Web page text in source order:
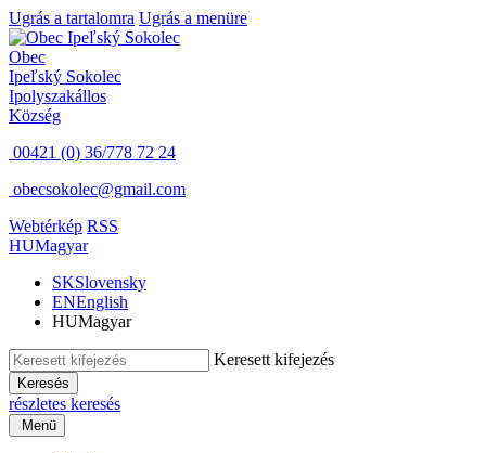
Ugrás a tartalomra Ugrás a menüre
Obec
Ipeľský Sokolec
Ipolyszakállos
Község
00421 (0) 36/778 72 24
obecsokolec@gmail.com
Webtérkép RSS
HUMagyar
SKSlovensky
ENEnglish
HUMagyar
Keresett kifejezés
Keresés
részletes keresés
Menü